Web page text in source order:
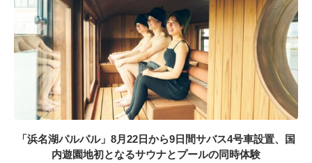
「浜名湖パルパル」8月22日から9日間サバス4号車設置、国
内遊園地初となるサウナとプールの同時体験